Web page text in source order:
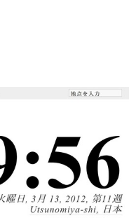
界最大IT系メディア（ス